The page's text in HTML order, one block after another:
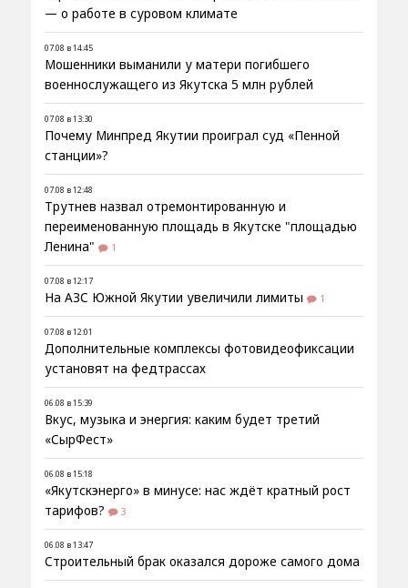
— о работе в суровом климате
07.08 в 14:45
Мошенники выманили у матери погибшего
военнослужащего из Якутска 5 млн рублей
07.08 в 13:30
Почему Минпред Якутии проиграл суд «Пенной
станции»?
07.08 в 12:48
Трутнев назвал отремонтированную и
переименованную площадь в Якутске "площадью
Ленина"
1
07.08 в 12:17
На АЗС Южной Якутии увеличили лимиты 1
07.08 в 12:01
Дополнительные комплексы фотовидеофиксации
установят на федтрассах
06.08 в 15:39
Вкус, музыка и энергия: каким будет третий
«СырФест»
06.08 в 15:18
«Якутскэнерго» в минусе: нас ждёт кратный рост
тарифов?
3
06.08 в 13:47
Строительный брак оказался дороже самого дома